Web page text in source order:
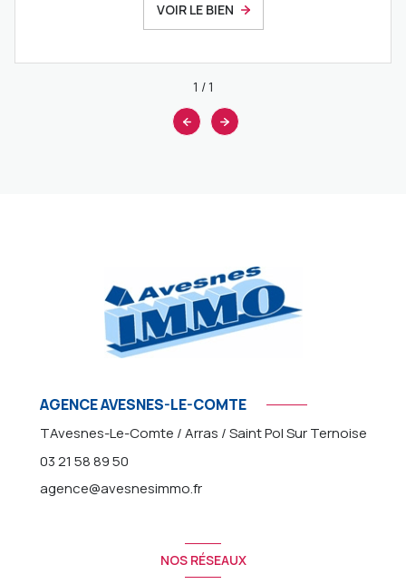
VOIR LE BIEN
1 /1
AGENCE AVESNES-LE-COMTE
TAvesnes-Le-Comte / Arras / Saint Pol Sur Ternoise
03 21 58 89 50
agence@avesnesimmo.fr
NOS RÉSEAUX